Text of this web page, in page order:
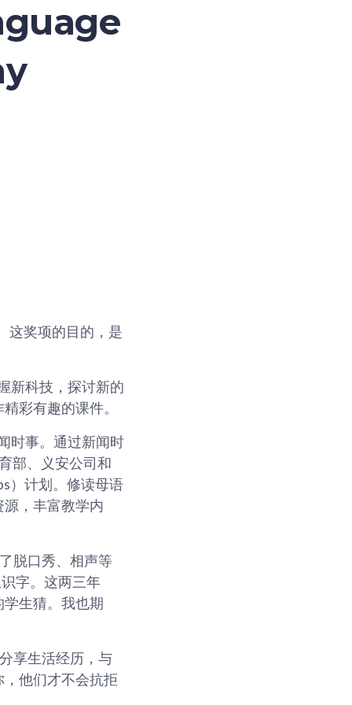
这奖项的目的，是
新科技，探讨新的
彩有趣的课件。
时事。通过新闻时
部、义安公司和
）计划。修读母语
，丰富教学内
脱口秀、相声等
字。这两三年
生猜。我也期
享生活经历，与
他们才不会抗拒